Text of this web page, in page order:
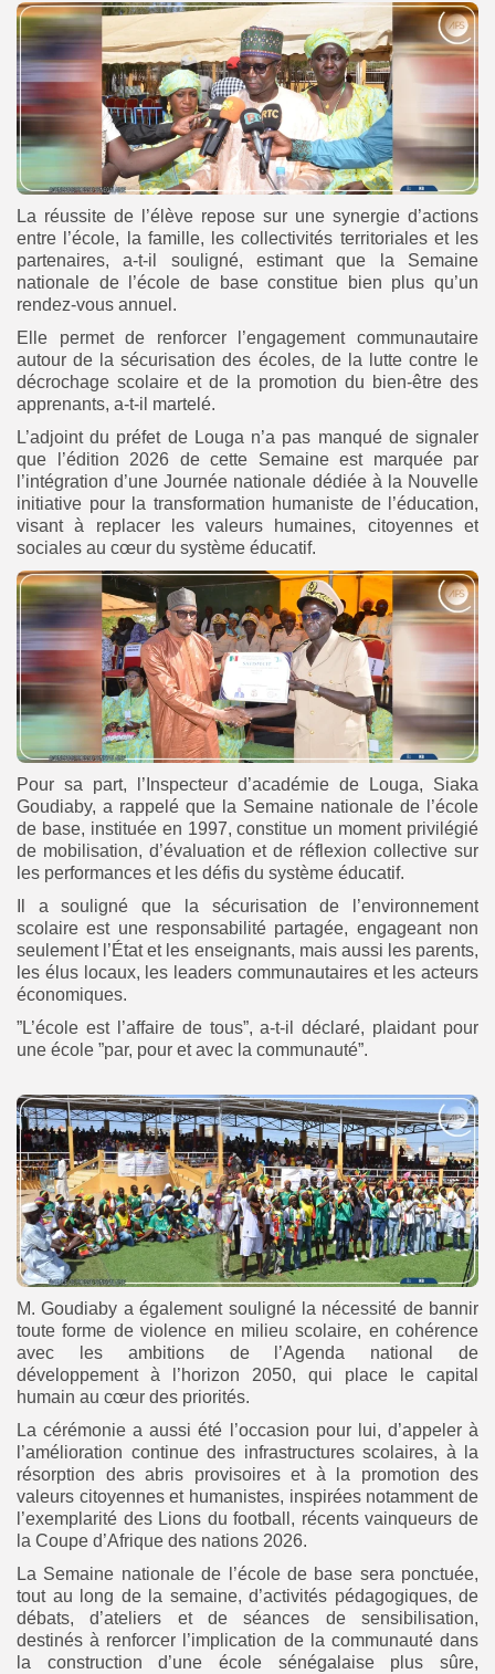
La réussite de l’élève repose sur une synergie d’actions
entre l’école, la famille, les collectivités territoriales et les
partenaires, a-t-il souligné, estimant que la Semaine
nationale de l’école de base constitue bien plus qu’un
rendez-vous annuel.
Elle permet de renforcer l’engagement communautaire
autour de la sécurisation des écoles, de la lutte contre le
décrochage scolaire et de la promotion du bien-être des
apprenants, a-t-il martelé.
L’adjoint du préfet de Louga n’a pas manqué de signaler
que l’édition 2026 de cette Semaine est marquée par
l’intégration d’une Journée nationale dédiée à la Nouvelle
initiative pour la transformation humaniste de l’éducation,
visant à replacer les valeurs humaines, citoyennes et
sociales au cœur du système éducatif.
Pour sa part, l’Inspecteur d’académie de Louga, Siaka
Goudiaby, a rappelé que la Semaine nationale de l’école
de base, instituée en 1997, constitue un moment privilégié
de mobilisation, d’évaluation et de réflexion collective sur
les performances et les défis du système éducatif.
Il a souligné que la sécurisation de l’environnement
scolaire est une responsabilité partagée, engageant non
seulement l’État et les enseignants, mais aussi les parents,
les élus locaux, les leaders communautaires et les acteurs
économiques.
”L’école est l’affaire de tous”, a-t-il déclaré, plaidant pour
une école ”par, pour et avec la communauté”.
M. Goudiaby a également souligné la nécessité de bannir
toute forme de violence en milieu scolaire, en cohérence
avec les ambitions de l’Agenda national de
développement à l’horizon 2050, qui place le capital
humain au cœur des priorités.
La cérémonie a aussi été l’occasion pour lui, d’appeler à
l’amélioration continue des infrastructures scolaires, à la
résorption des abris provisoires et à la promotion des
valeurs citoyennes et humanistes, inspirées notamment de
l’exemplarité des Lions du football, récents vainqueurs de
la Coupe d’Afrique des nations 2026.
La Semaine nationale de l’école de base sera ponctuée,
tout au long de la semaine, d’activités pédagogiques, de
débats, d’ateliers et de séances de sensibilisation,
destinés à renforcer l’implication de la communauté dans
la construction d’une école sénégalaise plus sûre,